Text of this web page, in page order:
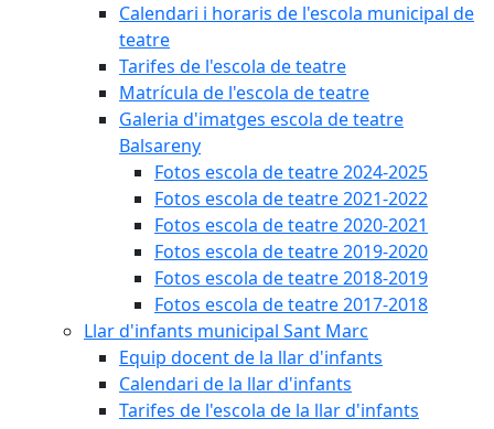
Calendari i horaris de l'escola municipal de
teatre
Tarifes de l'escola de teatre
Matrícula de l'escola de teatre
Galeria d'imatges escola de teatre
Balsareny
Fotos escola de teatre 2024-2025
Fotos escola de teatre 2021-2022
Fotos escola de teatre 2020-2021
Fotos escola de teatre 2019-2020
Fotos escola de teatre 2018-2019
Fotos escola de teatre 2017-2018
Llar d'infants municipal Sant Marc
Equip docent de la llar d'infants
Calendari de la llar d'infants
Tarifes de l'escola de la llar d'infants